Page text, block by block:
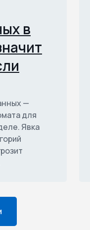
в
—
для
Явка